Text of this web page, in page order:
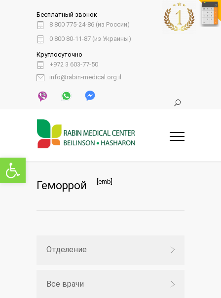
Открыть панель инструментов
Бесплатный звонок
8 800 775-24-86 (из России)
0 800 80-11-87 (из Украины)
Круглосуточно
+972 3 603-77-50
info@rabin-medical.org.il
Геморрой [emb]
Отделение
Все врачи